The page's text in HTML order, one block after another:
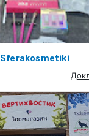
Sferakosmetiki